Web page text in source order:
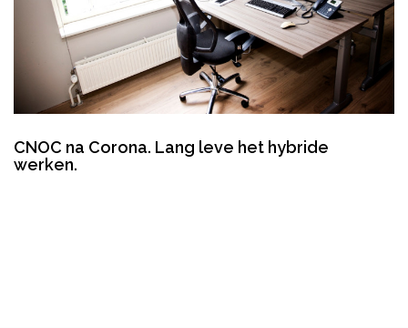
CNOC na Corona. Lang leve het hybride
werken.